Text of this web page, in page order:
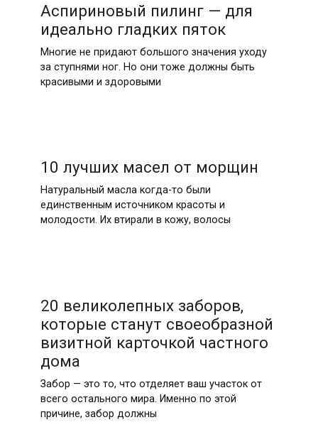
Аспириновый пилинг — для
идеально гладких пяток
Многие не придают большого значения уходу
за ступнями ног. Но они тоже должны быть
красивыми и здоровыми
10 лучших масел от морщин
Натуральный масла когда-то были
единственным источником красоты и
молодости. Их втирали в кожу, волосы
20 великолепных заборов,
которые станут своеобразной
визитной карточкой частного
дома
Забор — это то, что отделяет ваш участок от
всего остального мира. Именно по этой
причине, забор должны